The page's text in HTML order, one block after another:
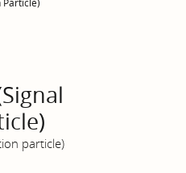
Particle)
particle)